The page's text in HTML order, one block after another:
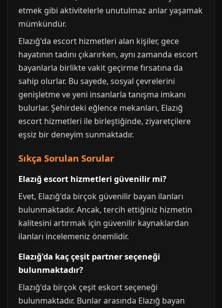
etmek gibi aktivitelerle unutulmaz anlar yaşamak
mümkündür.
Elazığ'da escort hizmetleri alan kişiler, gece
hayatının tadını çıkarırken, aynı zamanda escort
bayanlarla birlikte vakit geçirme fırsatına da
sahip olurlar. Bu sayede, sosyal çevrelerini
genişletme ve yeni insanlarla tanışma imkanı
bulurlar. Şehirdeki eğlence mekanları, Elazığ
escort hizmetleri ile birleştiğinde, ziyaretçilere
eşsiz bir deneyim sunmaktadır.
Sıkça Sorulan Sorular
Elazığ escort hizmetleri güvenilir mi?
Evet, Elazığ'da birçok güvenilir bayan ilanları
bulunmaktadır. Ancak, tercih ettiğiniz hizmetin
kalitesini artırmak için güvenilir kaynaklardan
ilanları incelemeniz önemlidir.
Elazığ'da kaç çeşit partner seçeneği
bulunmaktadır?
Elazığ'da birçok çeşit eskort seçeneği
bulunmaktadır. Bunlar arasında Elazığ bayan